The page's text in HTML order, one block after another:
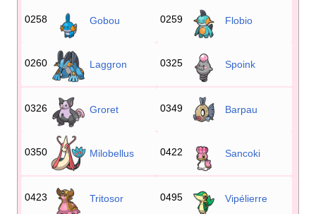
0258 Gobou 0259 Flobio
0260 Laggron 0325 Spoink
0326 Groret 0349 Barpau
0350 Milobellus 0422 Sancoki
0423 Tritosor 0495 Vipélierre